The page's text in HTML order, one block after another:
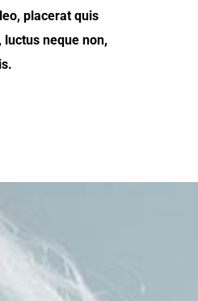
placerat quis
neque non,